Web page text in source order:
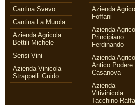
Cantina Svevo
Cantina La Murola
Azienda Agricola
Bettili Michele
Sensi Vini
Azienda Vinicola
Strappelli Guido
Azienda
Foffani
Azienda
Principiano
Ferdinando
Azienda
Antico Podere
Casanova
Azienda
Vitivinicola
Tacchino